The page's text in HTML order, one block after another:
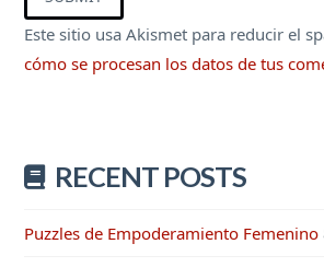
Este sitio usa Akismet para reducir el
cómo se procesan los datos de tus
RECENT POSTS
Puzzles de Empoderamiento Femenino